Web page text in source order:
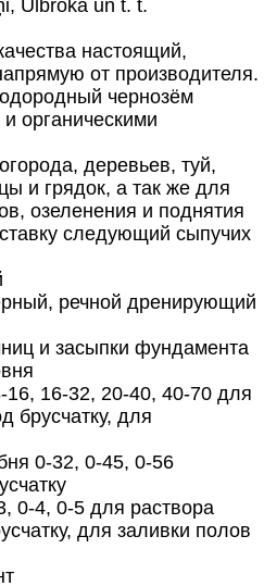
Ulbroka un t. t.
настоящий,
от производителя.
чернозём
органическими
деревьев, туй,
и грядок, а так же для
озеленения и поднятия
следующий сыпучих
речной дренирующий
и засыпки фундамента
16-32, 20-40, 40-70 для
брусчатку, для
0-32, 0-45, 0-56
0-4, 0-5 для раствора
для заливки полов